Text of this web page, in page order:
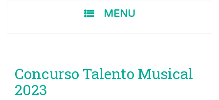
MENU
Concurso Talento Musical
2023